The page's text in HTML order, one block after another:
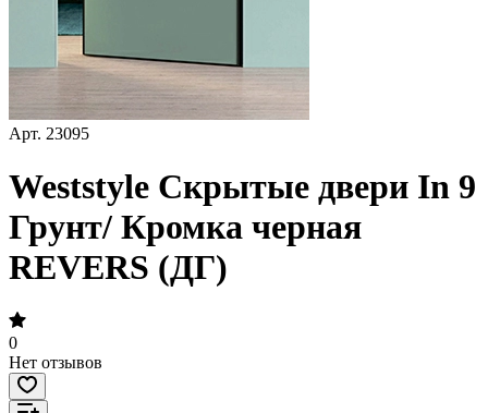
Арт. 23095
Weststyle Скрытые двери In 9
Грунт/ Кромка черная
REVERS (ДГ)
0
Нет отзывов